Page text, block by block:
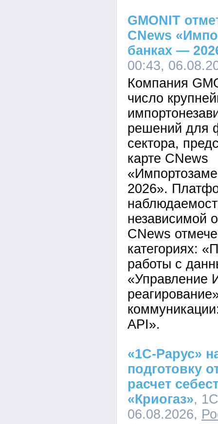
GMONIT
CNews
банках —
00:43,
Компания
число
решений для
сектора,
карте CNews
2026».
независимой
CNews
категориях:
работы с
«Управление
API».
«1С-Рарус»
подготовку
расчет
«Криогаз»,
06.08.2026,